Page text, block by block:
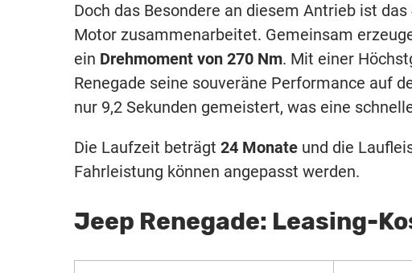
Doch das Besondere an diesem Antrieb ist
Motor zusammenarbeitet. Gemeinsam
ein Drehmoment von 270 Nm. Mit einer
Renegade seine souveräne Performance auf
nur 9,2 Sekunden gemeistert, was eine
Die Laufzeit beträgt 24 Monate und die
Fahrleistung können angepasst werden.
Jeep Renegade: Leasing-